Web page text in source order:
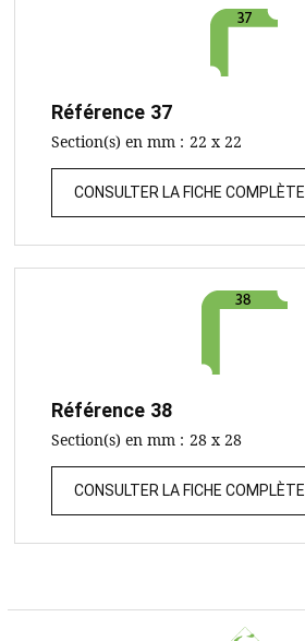
Référence 37
Section(s) en mm : 22 x 22
CONSULTER LA FICHE COMPLÈTE
Référence 38
Section(s) en mm : 28 x 28
CONSULTER LA FICHE COMPLÈTE